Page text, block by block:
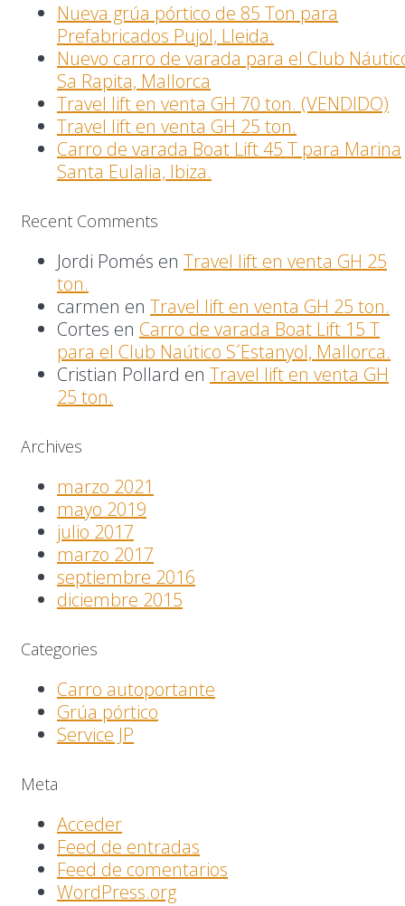
Nueva grúa pórtico de 85 Ton para
Prefabricados Pujol, Lleida.
Nuevo carro de varada para el Club
Sa Rapita, Mallorca
Travel lift en venta GH 70 ton. (VENDIDO)
Travel lift en venta GH 25 ton.
Carro de varada Boat Lift 45 T para Marina
Santa Eulalia, Ibiza.
Recent Comments
Jordi Pomés en Travel lift en venta GH 25
ton.
carmen en Travel lift en venta GH 25 ton.
Cortes en Carro de varada Boat Lift 15 T
para el Club Naútico S´Estanyol, Mallorca.
Cristian Pollard en Travel lift en venta GH
25 ton.
Archives
marzo 2021
mayo 2019
julio 2017
marzo 2017
septiembre 2016
diciembre 2015
Categories
Carro autoportante
Grúa pórtico
Service JP
Meta
Acceder
Feed de entradas
Feed de comentarios
WordPress.org